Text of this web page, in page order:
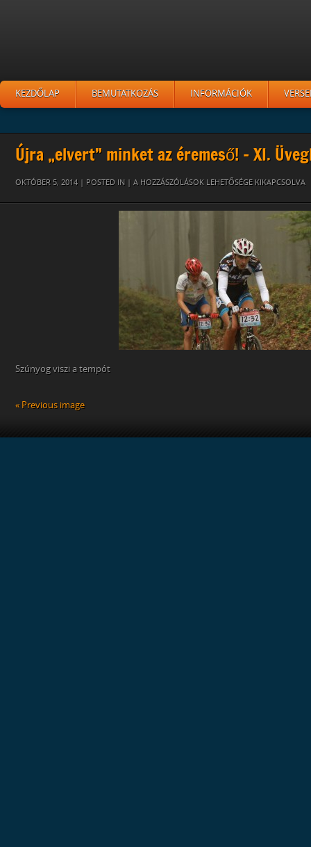
KEZDŐLAP BEMUTATKOZÁS INFORMÁCIÓK
Újra „elvert” minket az éremeső! – XI.
OKTÓBER 5, 2014 | POSTED IN | 9
A HOZZÁSZÓLÁSOK LEHETŐSÉGE KIKAPCSOLVA
Szúnyog viszi a tempót
« Previous image